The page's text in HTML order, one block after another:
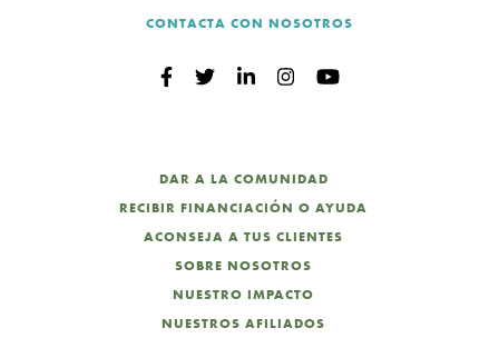
CONTACTA CON NOSOTROS
DAR A LA COMUNIDAD
RECIBIR FINANCIACIÓN O AYUDA
ACONSEJA A TUS CLIENTES
SOBRE NOSOTROS
NUESTRO IMPACTO
NUESTROS AFILIADOS